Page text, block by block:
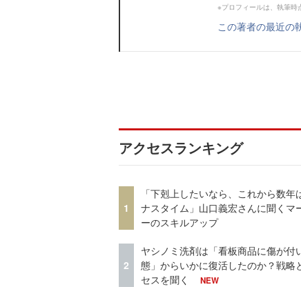
※プロフィールは、執筆時
この著者の最近の
アクセスランキング
1
「下剋上したいなら、これから数年
ナスタイム」山口義宏さんに聞くマ
ーのスキルアップ
2
ヤシノミ洗剤は「看板商品に傷が付
態」からいかに復活したのか？戦略
セスを聞く
NEW